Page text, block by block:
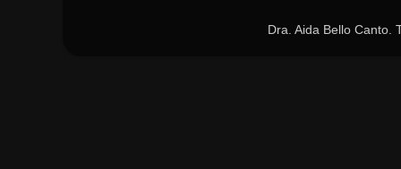
Dra. Aida Bello Canto.